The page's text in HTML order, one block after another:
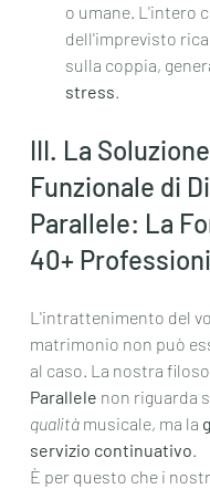
o umane. L'intero
dell'imprevisto
sulla coppia,
stress.
III. La Soluzione
Funzionale di
Parallele: La
40+
L'intrattenimento del
matrimonio non può
al caso. La nostra
Parallele non riguarda
qualità musicale, ma la
servizio continuativo.
È per questo che i